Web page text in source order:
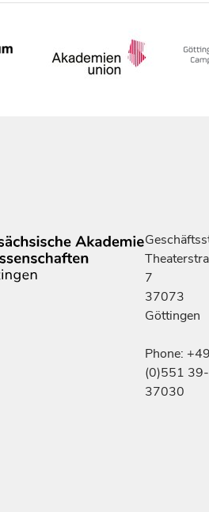
7
37073
Göttingen
Phone:
(0)551 39-
37030